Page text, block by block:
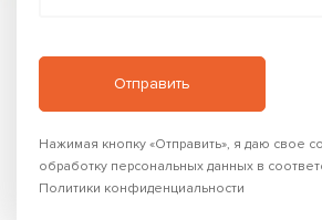
Нажимая кнопку «Отправить», я даю свое
обработку персональных данных в
Политики конфиденциальности